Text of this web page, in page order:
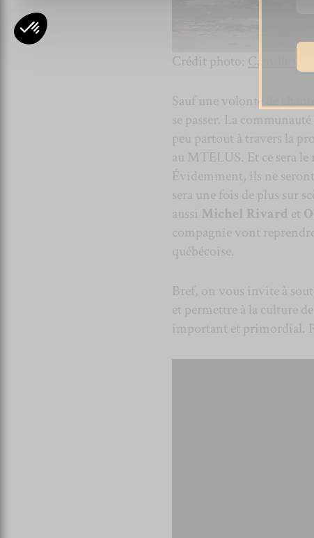
Crédit photo: Camille
Sauf une volonté de
se passer. La
peu partout à travers la
au MTELUS. Et ce sera le
Évidemment, ils ne seront
sera une fois de plus sur
aussi Michel Rivard et
compagnie vont
québécoise.
Bref, on vous invite à
et permettre à la culture
important et primordial.